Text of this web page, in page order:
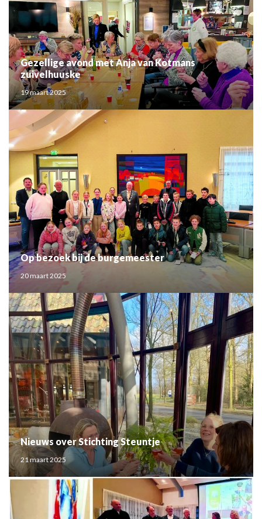
Gezellige avond met Anja van Kotmans
zuivelhuuske
19 maart 2025
Op bezoek bij de burgemeester
20 maart 2025
Nieuws over Stichting Steuntje
21 maart 2025